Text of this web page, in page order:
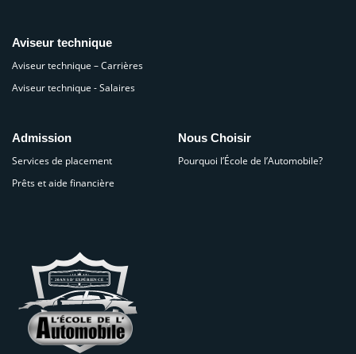
Aviseur technique
Aviseur technique – Carrières
Aviseur technique - Salaires
Admission
Services de placement
Prêts et aide financière
Nous Choisir
Pourquoi l’École de l’Automobile?